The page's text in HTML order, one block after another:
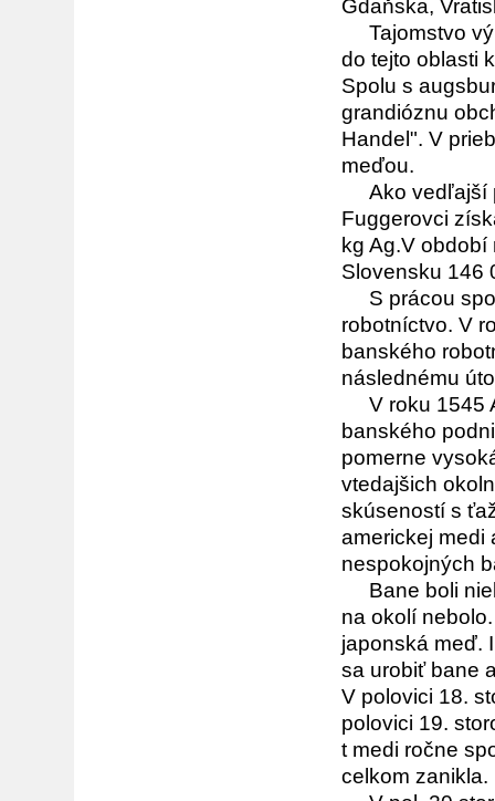
Gdaňska,
Tajomstvo
do tejto oblasti
Spolu s
grandióznu
Handel". V
meďou.
Ako vedľajší
Fuggerovci
kg Ag.V
Slovensku 146
S prácou
robotníctvo. V
banského
následnému
V roku 1545
banského
pomerne
vtedajšich
skúseností s
americkej medi
nespokojných
Bane boli
na okolí
japonská meď.
sa urobiť bane
V polovici 18.
polovici 19.
t medi ročne
celkom zanikla.